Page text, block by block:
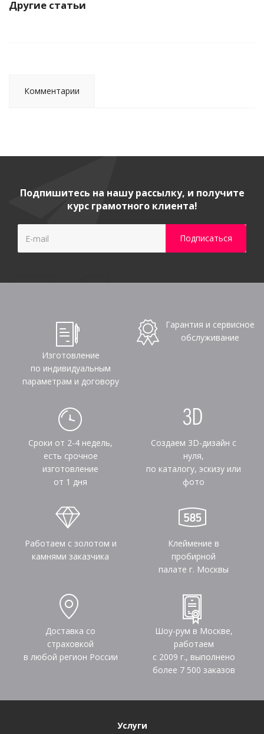
Другие статьи
Комментарии
Подпишитесь на нашу рассылку, и получите
курс грамотного клиента!
Изготовление
по индивидуальным
параметрам и договору
Гарантия и сервисное
обслуживание
Сроки от 2-4 недель,
есть срочное
изготовление
от 1 дня
Создаем 3D-дизайн с
нуля,
по каталогу, эскизу или
фото
Работаем с золотом и
камнями заказчика
Клеймение в
пробирной
палате г. Москвы
Доставка со
страховкой
в любой регион России
Шоу-рум в Москве,
работаем
с 2009 г., выполнено
более 7 500 заказов
Услуги